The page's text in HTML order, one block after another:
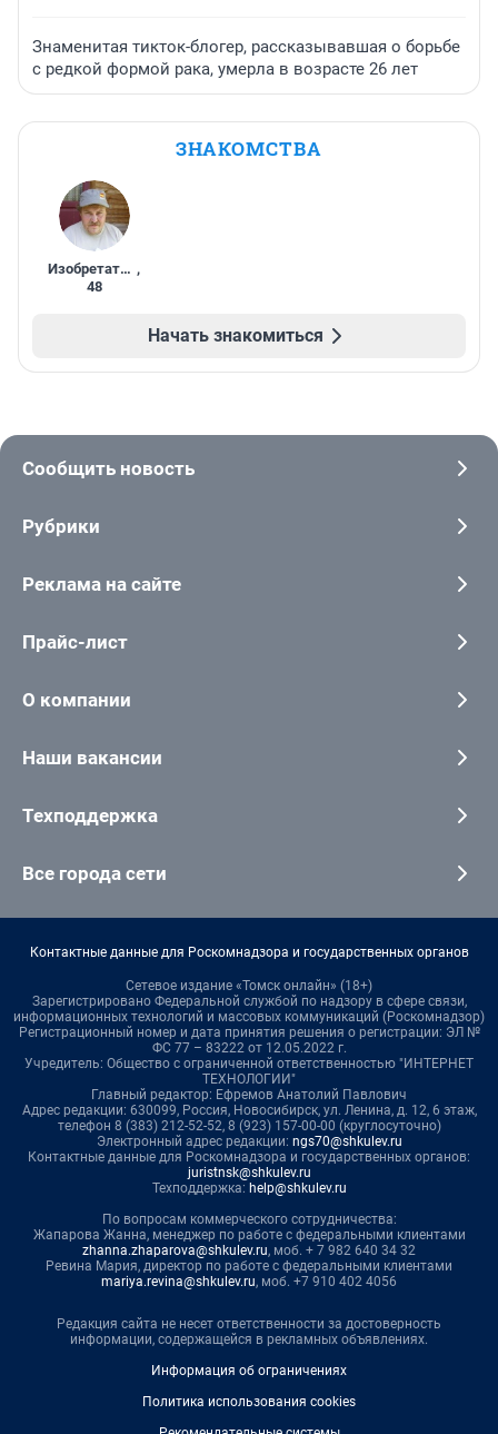
Знаменитая тикток-блогер, рассказывавшая о борьбе
с редкой формой рака, умерла в возрасте 26 лет
ЗНАКОМСТВА
Изобретатель ,
48
Начать знакомиться
Сообщить новость
Рубрики
Реклама на сайте
Прайс-лист
О компании
Наши вакансии
Техподдержка
Все города сети
Контактные данные для Роскомнадзора и государственных органов
Сетевое издание «Томск онлайн» (18+)
Зарегистрировано Федеральной службой по надзору в сфере связи,
информационных технологий и массовых коммуникаций (Роскомнадзор)
Регистрационный номер и дата принятия решения о регистрации: ЭЛ №
ФС 77 – 83222 от 12.05.2022 г.
Учредитель: Общество с ограниченной ответственностью "ИНТЕРНЕТ
ТЕХНОЛОГИИ"
Главный редактор: Ефремов Анатолий Павлович
Адрес редакции: 630099, Россия, Новосибирск, ул. Ленина, д. 12, 6 этаж,
телефон 8 (383) 212-52-52, 8 (923) 157-00-00 (круглосуточно)
Электронный адрес редакции: ngs70@shkulev.ru
Контактные данные для Роскомнадзора и государственных органов:
juristnsk@shkulev.ru
Техподдержка: help@shkulev.ru
По вопросам коммерческого сотрудничества:
Жапарова Жанна, менеджер по работе с федеральными клиентами
zhanna.zhaparova@shkulev.ru, моб. + 7 982 640 34 32
Ревина Мария, директор по работе с федеральными клиентами
mariya.revina@shkulev.ru, моб. +7 910 402 4056
Редакция сайта не несет ответственности за достоверность
информации, содержащейся в рекламных объявлениях.
Информация об ограничениях
Политика использования cookies